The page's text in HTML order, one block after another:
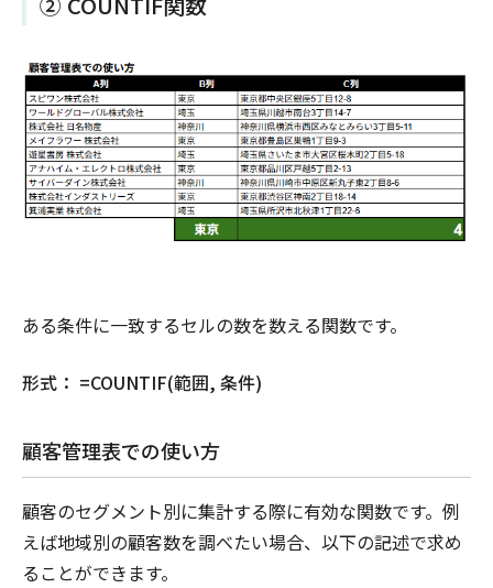
ある条件に一致するセルの数を数える関数です。
形式： =COUNTIF(範囲, 条件)
顧客管理表での使い方
顧客のセグメント別に集計する際に有効な関数です。例
えば地域別の顧客数を調べたい場合、以下の記述で求め
ることができます。